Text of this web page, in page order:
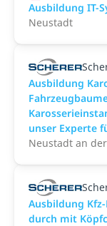
Ausbildung IT-
Neustadt
Ausbildung
unser Experte
Neustadt an
Ausbildung
durch mit